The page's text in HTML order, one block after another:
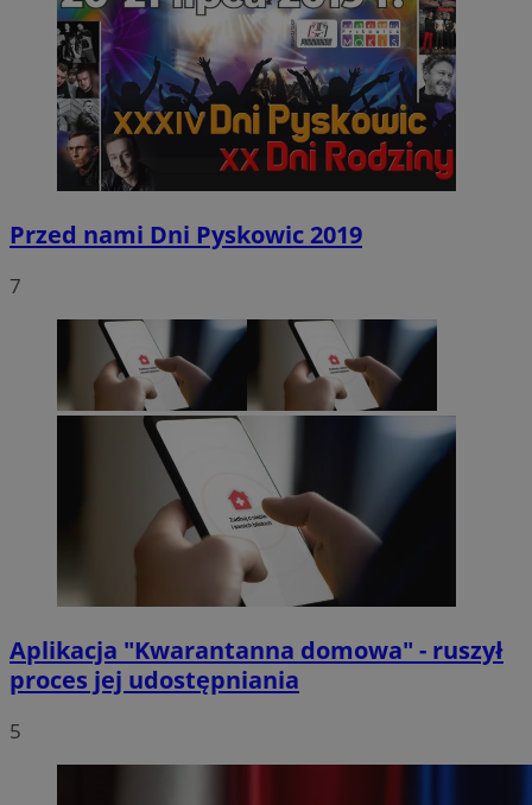
Przed nami Dni Pyskowic 2019
7
Aplikacja "Kwarantanna domowa" - ruszył
proces jej udostępniania
5